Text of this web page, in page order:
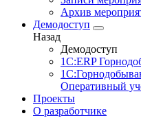
Архив
Демодоступ
Назад
Демодоступ
1С:ERP
Оперативный
Проекты
О разработчике